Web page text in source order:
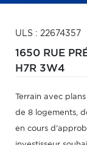
ULS : 22674357
1650 RUE
H7R 3W4
Terrain avec
de 8 logements,
en cours